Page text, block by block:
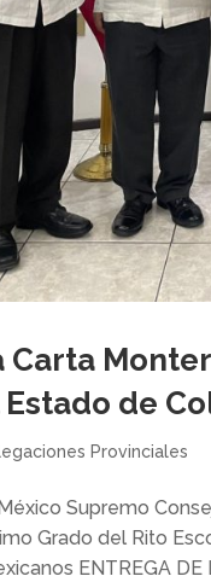
Carta
de
Provinciales
Supremo
Grado del Rito
ENTREGA DE